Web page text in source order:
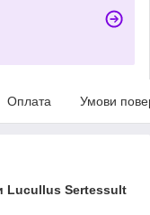
Оплата Умови
Lucullus Sertessult